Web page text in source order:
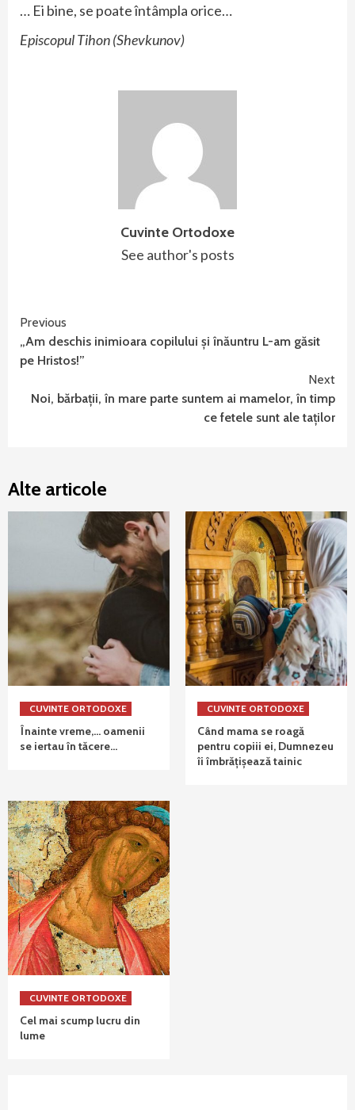
… Ei bine, se poate întâmpla orice…
Episcopul Tihon (Shevkunov)
Cuvinte Ortodoxe
See author's posts
Continue
Reading
Previous
„Am deschis inimioara copilului și înăuntru L-am găsit
pe Hristos!”
Next
Noi, bărbaţii, în mare parte suntem ai mamelor, în timp
ce fetele sunt ale taţilor
Alte articole
CUVINTE ORTODOXE
Înainte vreme,… oamenii
se iertau în tăcere…
CUVINTE ORTODOXE
Când mama se roagă
pentru copiii ei, Dumnezeu
îi îmbrățișează tainic
CUVINTE ORTODOXE
Cel mai scump lucru din
lume